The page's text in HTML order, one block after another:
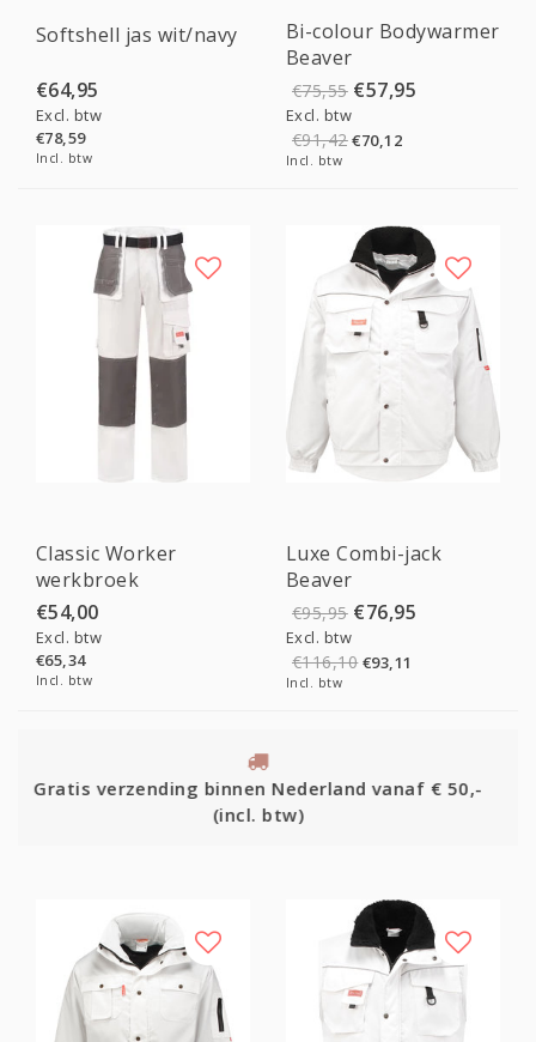
Softshell jas wit/navy
€64,95
Excl. btw
€78,59
Incl. btw
Bi-colour Bodywarmer
Beaver
€75,55 €57,95
Excl. btw
€91,42€70,12
Incl. btw
Classic Worker
werkbroek
€54,00
Excl. btw
€65,34
Incl. btw
Luxe Combi-jack
Beaver
€95,95 €76,95
Excl. btw
€116,10 €93,11
Incl. btw
Nederland vanaf € 50,-